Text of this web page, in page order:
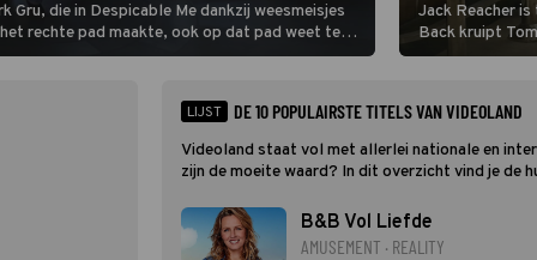
Gru, die in Despicable Me dankzij weesmeisjes
rechte pad maakte, ook op dat pad weet te
Jack Reacher is
Back kruipt
ex-militair.
LIJST DE 10 POPULAIRSTE TITELS VAN VIDEOLAND
Videoland staat vol met allerlei nationale en
zijn de moeite waard? In dit overzicht vind je de
B&B Vol Liefde
AMUSEMENT · REALITY